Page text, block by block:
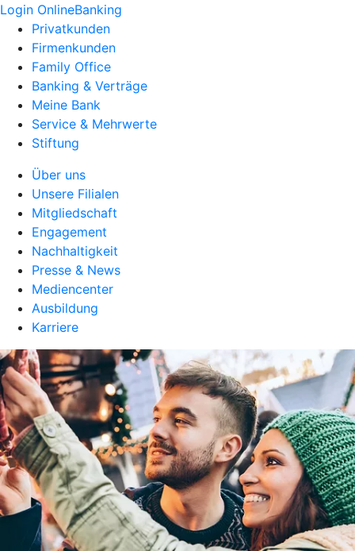
Login OnlineBanking
Privatkunden
Firmenkunden
Family Office
Banking & Verträge
Meine Bank
Service & Mehrwerte
Stiftung
Über uns
Unsere Filialen
Mitgliedschaft
Engagement
Nachhaltigkeit
Presse & News
Mediencenter
Ausbildung
Karriere